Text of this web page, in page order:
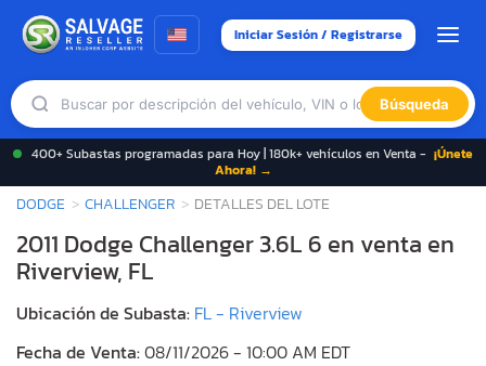
Iniciar Sesión / Registrarse
Búsqueda
400+ Subastas programadas para Hoy | 180k+ vehículos en Venta - ¡Únete
Ahora! →
DODGE CHALLENGER DETALLES DEL LOTE
2011 Dodge Challenger 3.6L 6 en venta en
Riverview, FL
Ubicación de Subasta: FL - Riverview
Fecha de Venta:08/11/2026 - 10:00 AM EDT